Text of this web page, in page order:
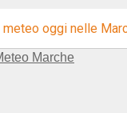
meteo oggi nelle